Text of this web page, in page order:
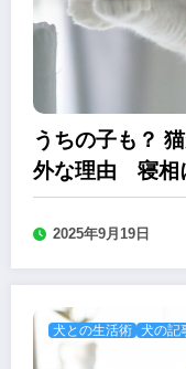
うちの子も？
外な理由 寝相
2025年9月19日
犬との生活術 犬の記